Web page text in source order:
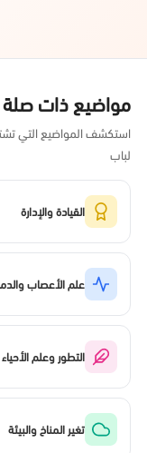
مواضيع ذات صلة
استكشف المواضيع التي
لباب
القيادة والإدارة
علم الأعصاب
التطور وعلم الأحياء
تغير المناخ والبيئة